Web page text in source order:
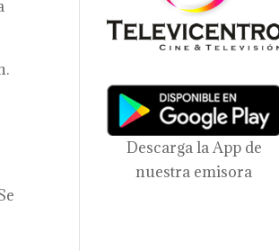
Descarga la App de
nuestra emisora